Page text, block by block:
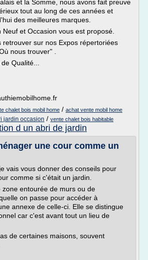
et la Somme, nous avons fait preuve
tout au long de ces années et
des meilleures marques.
et Occasion vous est proposé.
retrouver sur nos Expos répertoriées
nous trouver" .
Qualité...
chalet bois mobil home / achat vente mobil home
jardin occasion / vente chalet bois habitable
d un abri de jardin
une cour comme un
vais vous donner des conseils pour
comme si c'était un jardin.
zone entourée de murs ou de
on passe pour accéder à
annexe de celle-ci. Elle se distingue
car c'est avant tout un lieu de
de certaines maisons, souvent